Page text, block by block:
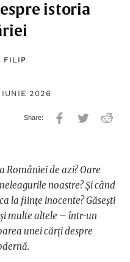
istoria
FILIP
IUNIE 2026
României de azi? Oare
noastre? Și când
la ființe inocente? Găsești
multe altele – într-un
unei cărți despre